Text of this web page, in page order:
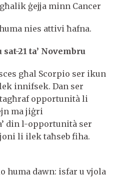
ġejja minn Cancer
nies attivi ħafna.
21 ta’ Novembru
għal Scorpio ser ikun
innifsek. Dan ser
opportunità li
ma jiġri
din l-opportunità ser
li ilek taħseb fiha.
huma dawn: isfar u vjola